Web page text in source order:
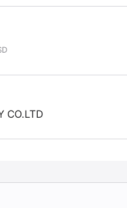
CO.LTD